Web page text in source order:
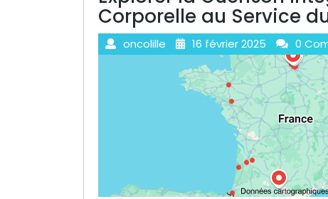
Corporelle au Service
oncolille 16 février 2025 0